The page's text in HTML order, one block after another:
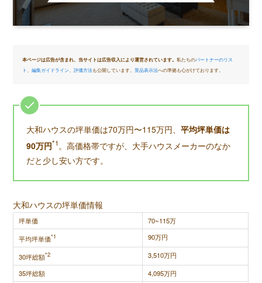
本ページは広告が含まれ、当サイトは広告収入により運営されています。私たちのパートナーのリス
ト 、編集ガイドライン、評価方法も公開しています。景品表示法への準拠も心がけております。
大和ハウスの坪単価は70万円〜115万円、平均坪単価は
90万円*1 。高価格帯ですが、大手ハウスメーカーのなか
だと少し安い方です。
大和ハウスの坪単価情報
坪単価
70~115万
平均坪単価*1 90万円
30坪総額*2
3,510万円
35坪総額
4,095万円